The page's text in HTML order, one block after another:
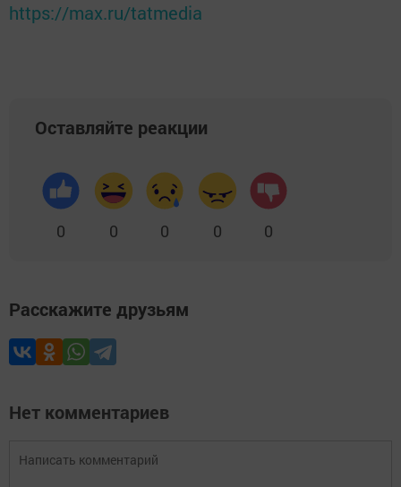
https://max.ru/tatmedia
Оставляйте реакции
0 0 0 0 0
Расскажите друзьям
Нет комментариев